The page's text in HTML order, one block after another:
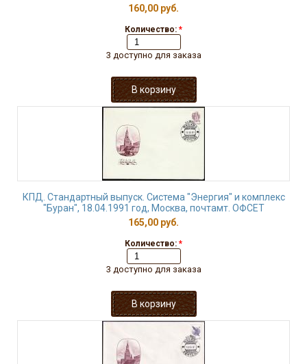
160,00 руб.
Количество: *
3 доступно для заказа
КПД. Стандартный выпуск. Система "Энергия" и комплекс
"Буран", 18.04.1991 год, Москва, почтамт. ОФСЕТ
165,00 руб.
Количество: *
3 доступно для заказа